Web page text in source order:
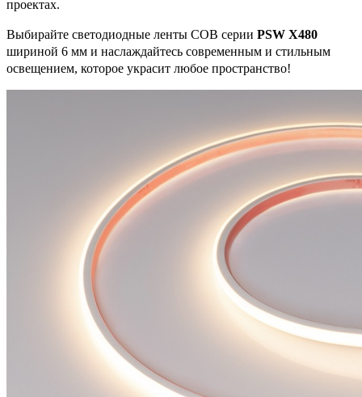
проектах.
Выбирайте светодиодные ленты COB серии PSW X480
шириной 6 мм и наслаждайтесь современным и стильным
освещением, которое украсит любое пространство!